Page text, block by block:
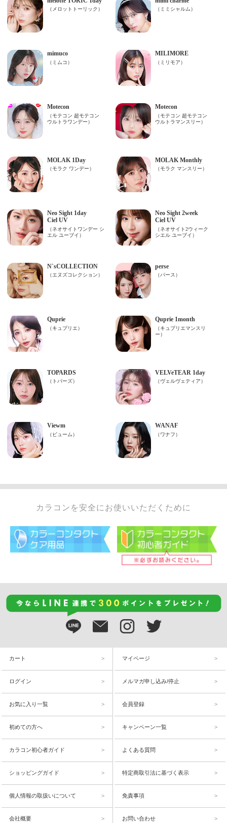
カラコンを安全にお使いいただくために
カート マイページ
ログイン メルマガ申し込み/停止
お気に入り一覧 会員登録
初めての方へ キャンペーン一覧
カラコン初心者ガイド よくある質問
ショッピングガイド 特定商取引法に基づく表示
個人情報の取扱いについて 免責事項
会社概要 お問い合わせ